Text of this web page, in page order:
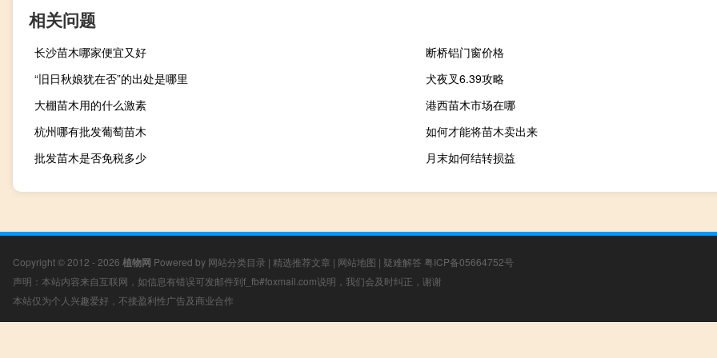
相关问题
长沙苗木哪家便宜又好
断桥铝门窗价格
“旧日秋娘犹在否”的出处是哪里
犬夜叉6.39攻略
大棚苗木用的什么激素
港西苗木市场在哪
杭州哪有批发葡萄苗木
如何才能将苗木卖出来
批发苗木是否免税多少
月末如何结转损益
Copyright © 2012 - 2026 植物网 Powered by 网站分类目录 | 精选推荐文章 | 网站地图 | 疑难解答 粤ICP备05664752号
声明：本站内容来自互联网，如信息有错误可发邮件到f_fb#foxmail.com说明，我们会及时纠正，谢谢
本站仅为个人兴趣爱好，不接盈利性广告及商业合作